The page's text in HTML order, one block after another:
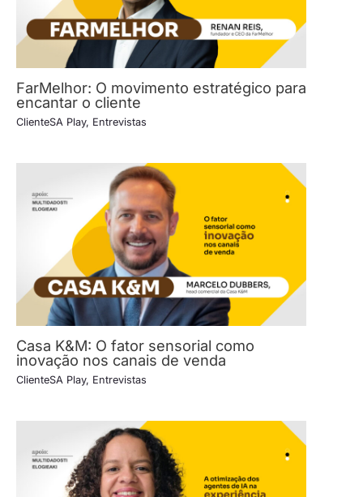
FarMelhor: O movimento estratégico para
encantar o cliente
ClienteSA Play, Entrevistas
Casa K&M: O fator sensorial como
inovação nos canais de venda
ClienteSA Play, Entrevistas